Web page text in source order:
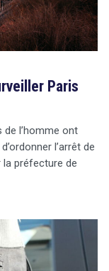
Paris
de l’homme ont
l’arrêt de
la préfecture de